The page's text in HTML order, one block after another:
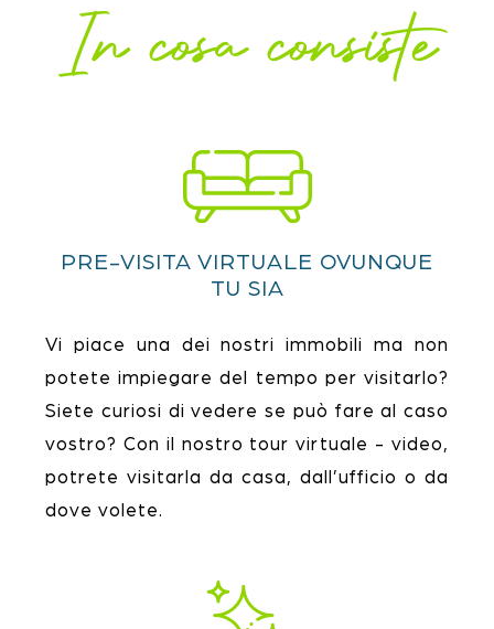
In cosa consiste
PRE-VISITA VIRTUALE OVUNQUE
TU SIA
Vi piace una dei nostri immobili ma non
potete impiegare del tempo per visitarlo?
Siete curiosi di vedere se può fare al caso
vostro? Con il nostro tour virtuale - video,
potrete visitarla da casa, dall’ufficio o da
dove volete.